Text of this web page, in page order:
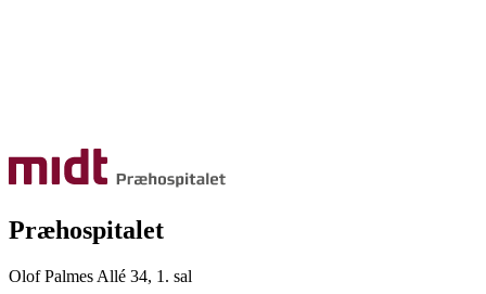
Præhospitalet
Olof Palmes Allé 34, 1. sal